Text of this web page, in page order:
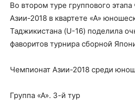
Во втором туре группового
Азии-2018 в квартете «А»
Таджикистана (U-16) поделила
фаворитов турнира сборной
Чемпионат Азии-2018 среди
Группа «А». 3-й тур